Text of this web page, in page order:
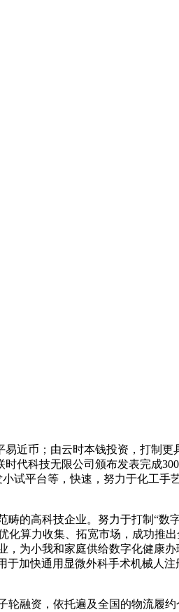
币；由云时本钱投资，打制更
代科技无限公司颁布发表完成
试平台等，快速，努力于化工手
的高科技企业。努力于打制“数
算力收集、拓宽市场，成功推
为小我和家庭供给数字化健康
加快通用显微外科手术机械人
融资，依托遍及全国的物流履约